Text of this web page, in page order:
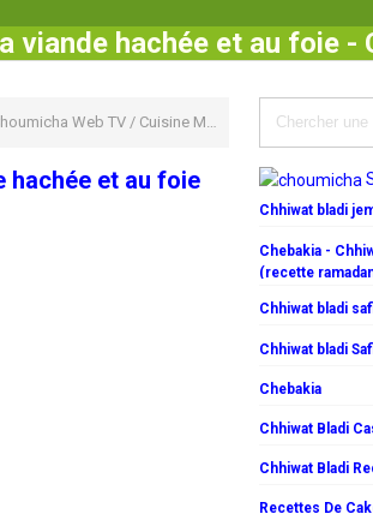
viande hachée et au foie -
Web TV / Cuisine Marocaine /pastilla/
hachée et au foie
Chhiwat bladi
Chebakia -
(recette
Chhiwat bladi
Chhiwat bladi
Chebakia
Chhiwat Bladi
Chhiwat Bladi
Recettes De